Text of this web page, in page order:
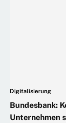
Digitalisierung
Bundesbank:
Unternehmen